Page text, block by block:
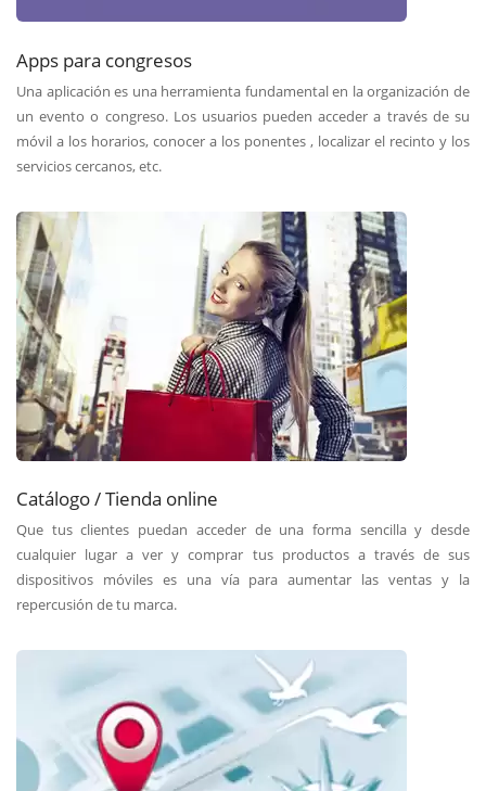
Apps para congresos
Una aplicación es una herramienta fundamental en la organización de
un evento o congreso. Los usuarios pueden acceder a través de su
móvil a los horarios, conocer a los ponentes , localizar el recinto y los
servicios cercanos, etc.
Catálogo / Tienda online
Que tus clientes puedan acceder de una forma sencilla y desde
cualquier lugar a ver y comprar tus productos a través de sus
dispositivos móviles es una vía para aumentar las ventas y la
repercusión de tu marca.